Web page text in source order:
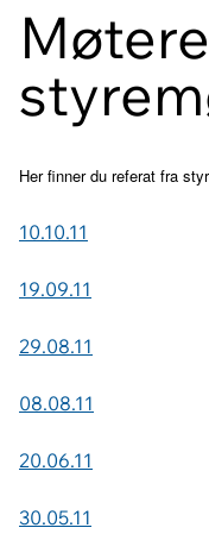
Her finner du referat fra
10.10.11
19.09.11
29.08.11
08.08.11
20.06.11
30.05.11